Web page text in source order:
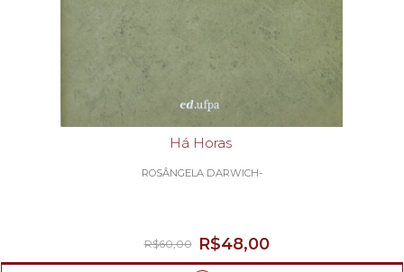
Há Horas
ROSÂNGELA DARWICH-
R$48,00
R$60,00